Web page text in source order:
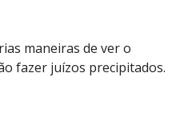
maneiras de ver o
fazer juízos precipitados.